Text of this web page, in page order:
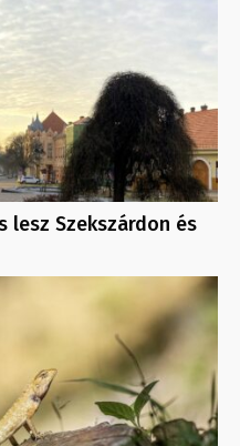
lesz Szekszárdon és